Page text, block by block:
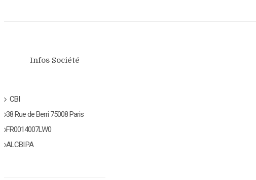
Infos Société
CBI
38 Rue de Berri 75008 Paris
FR0014007LW0
ALCBI.PA